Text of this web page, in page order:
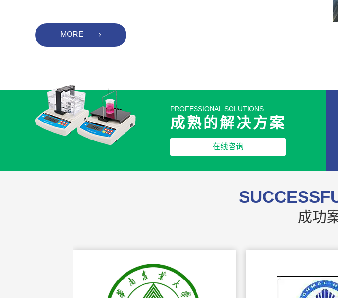
个体提供过密度测量服务；具有研发，生产，品控，售后等环节的核心竞争力，是中国密
度计市场*的密度仪生产制造商，品牌口啤良好，*高，产品都获得国家检测...
MORE
PROFESSIONAL SOLUTIONS
成熟的解决方案
在线咨询
成功